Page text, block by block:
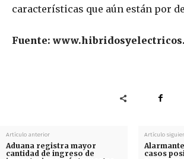
características que aún están por
Fuente:
Artículo anterior
Aduana registra mayor
cantidad de ingreso de
Artículo
casos